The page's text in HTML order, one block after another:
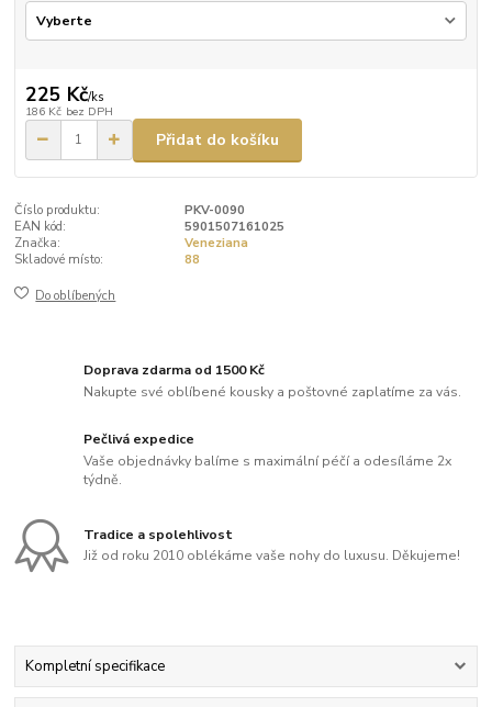
225 Kč/ks
186 Kč bez DPH
Přidat do košíku
Číslo produktu:
PKV-0090
EAN kód:
5901507161025
Značka:
Veneziana
Skladové místo:
88
Do oblíbených
Doprava zdarma od 1500 Kč
Nakupte své oblíbené kousky a poštovné zaplatíme za vás.
Pečlivá expedice
Vaše objednávky balíme s maximální péčí a odesíláme 2x
týdně.
Tradice a spolehlivost
Již od roku 2010 oblékáme vaše nohy do luxusu. Děkujeme!
Kompletní specifikace